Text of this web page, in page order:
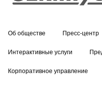
Об обществе Пресс-центр
Интерактивные услуги
Корпоративное управление